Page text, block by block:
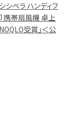
シベラ ハンディフ
携帯扇風機 卓上
受賞」＜公